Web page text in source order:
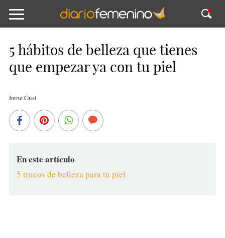
5 hábitos de belleza que tienes
que empezar ya con tu piel
Irene Gusi
En este artículo
5 trucos de belleza para tu piel